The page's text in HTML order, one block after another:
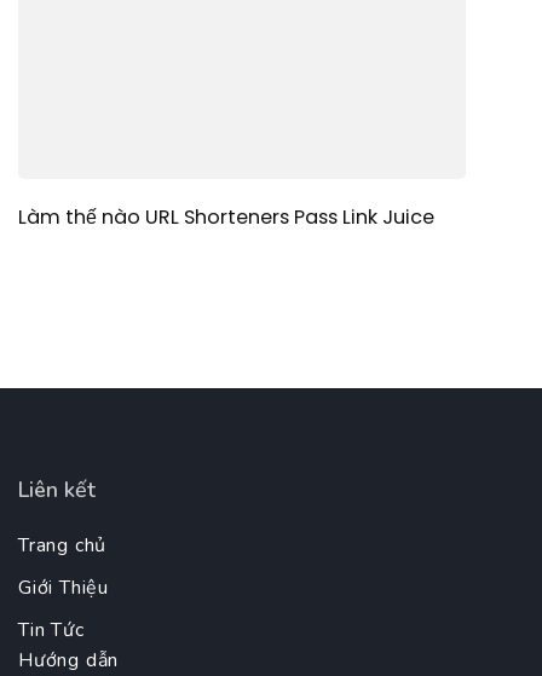
Làm thế nào URL Shorteners Pass Link Juice
Liên kết
Trang chủ
Giới Thiệu
Tin Tức
Hướng dẫn